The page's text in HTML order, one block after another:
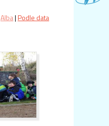
Alba|Podle data